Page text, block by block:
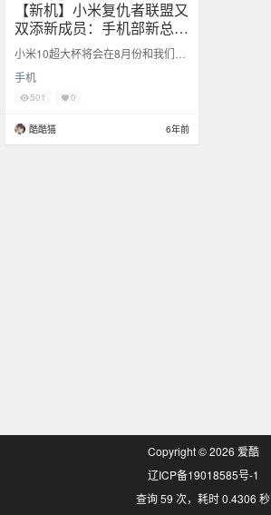
【新机】小米复仇者联盟又
双添新成员：手机部新总裁
丨小米10超大杯最强快充
组合：120W有线+50W无
线？
小米10超大杯将会在8月份和我们正
新机。根据目前网上曝光的信息：
小米10
手机
501 0
酷酷猫 6年前
Copyright © 2026 爱酷
辽ICP备19018585号-1
查询 59 次，耗时 0.4306 秒